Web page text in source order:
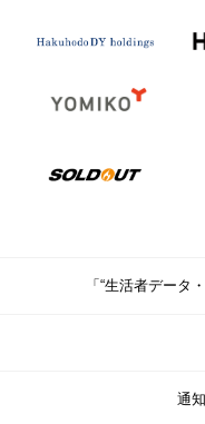
「“生活者データ
通